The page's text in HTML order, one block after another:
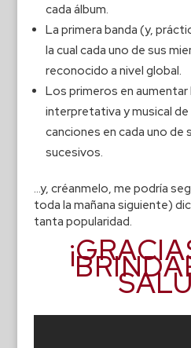
cada álbum.
La primera banda (y,
la cual cada uno de sus
reconocido a nivel global.
Los primeros en
interpretativa y musical de
canciones en cada uno de
sucesivos.
…y, créanmelo, me podría
toda la mañana siguiente)
tanta popularidad.